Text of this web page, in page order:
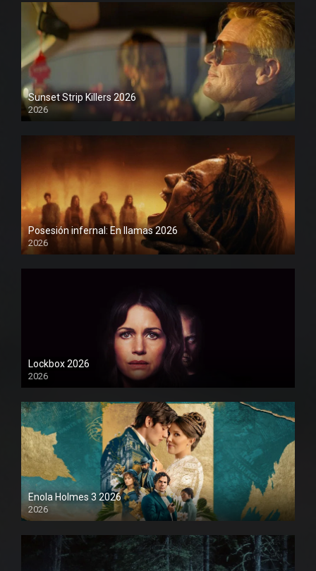
Sunset Strip Killers 2026
2026
1080P
Posesión infernal: En llamas 2026
2026
1080P
Lockbox 2026
2026
1080P
Enola Holmes 3 2026
2026
1080P